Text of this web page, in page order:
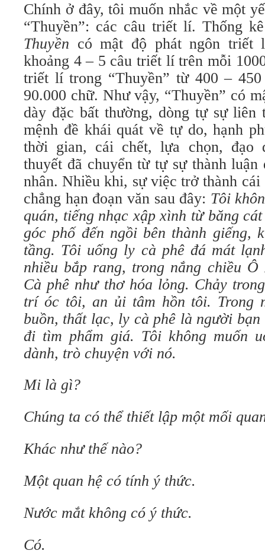
Chính ở đây, tôi muốn nhắc về một
“Thuyền”: các câu triết lí. Thống
Thuyền có mật độ phát ngôn
khoảng 4 – 5 câu triết lí trên mỗi
triết lí trong “Thuyền” từ 400 –
90.000 chữ. Như vậy, “Thuyền” có
dày đặc bất thường, dòng tự sự liên
mệnh đề khái quát về tự do, hạnh
thời gian, cái chết, lựa chọn,
thuyết đã chuyển từ tự sự thành luận
nhân. Nhiều khi, sự việc trở thành
chẳng hạn đoạn văn sau đây: Tôi
quán, tiếng nhạc xập xình từ băng
góc phố đến ngồi bên thành giếng,
tầng. Tôi uống ly cà phê đá mát
nhiều bắp rang, trong nắng chiều
Cà phê như thơ hóa lỏng. Chảy
trí óc tôi, an ủi tâm hồn tôi. Trong
buồn, thất lạc, ly cà phê là người
đi tìm phẩm giá. Tôi không muốn
dành, trò chuyện với nó.
Mi là gì?
Chúng ta có thể thiết lập một mối
Khác như thế nào?
Một quan hệ có tính ý thức.
Nước mắt không có ý thức.
Có.